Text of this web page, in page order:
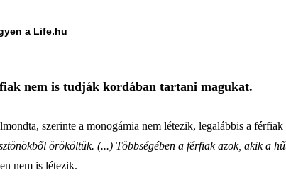
a Life.hu
nem is tudják kordában tartani magukat.
szerinte a monogámia nem létezik, legalábbis a férfiak
örököltük. (...) Többségében a férfiak azok, akik a
nem is létezik.